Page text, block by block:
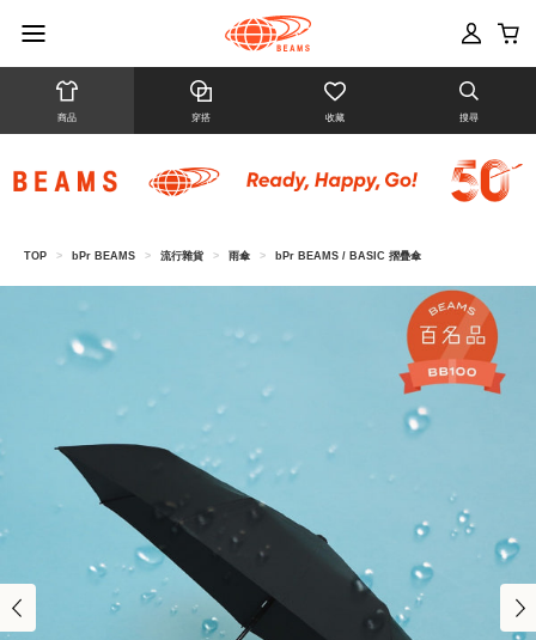
商品 穿搭 收藏 搜尋
TOP > bPr BEAMS > 流行雜貨 > 雨傘 > bPr BEAMS / BASIC 摺疊傘